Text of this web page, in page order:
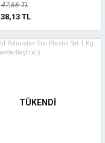
47,66 TL
38,13 TL
TÜKENDİ